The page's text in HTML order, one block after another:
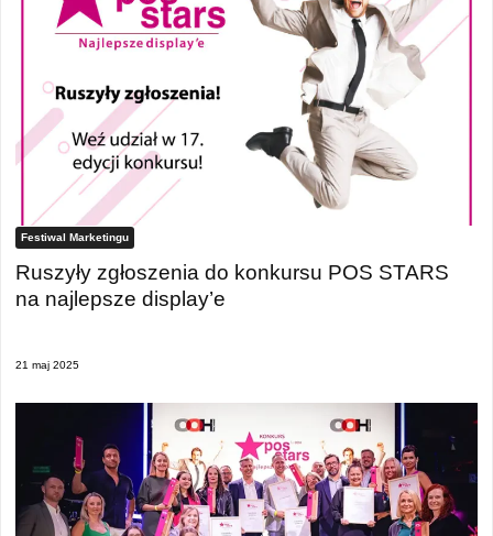
Festiwal Marketingu
Ruszyły zgłoszenia do konkursu POS STARS
na najlepsze display’e
21 maj 2025